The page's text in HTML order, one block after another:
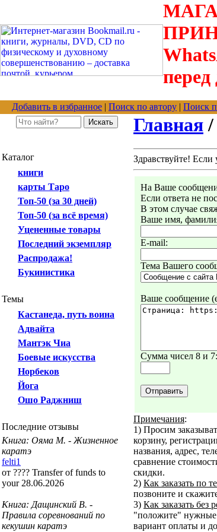
перед
Добавить в избранное | Поиск по автору | Поиск
Каталог
книги
карты Таро
Топ-50 (за 30 дней)
Топ-50 (за всё время)
Уцененные товары
Последний экземпляр
Распродажа!
Букинистика
Темы
Кастанеда, путь воина
Адвайта
Мантэк Чиа
Боевые искусства
Норбеков
Йога
Ошо Раджниш
Последние отзывы
Книга: Ояма М. - Жизненное
каратэ
felti1
от ???? Transfer of funds to
your 28.06.2026
Книга: Дащинский В. -
Правила соревнований по
кекушин каратэ
Главная
Здравствуйте! Если
На Ваше
Если ответа не
В этом случае
Ваше имя,
E-mail:
Тема Вашего
Ваше сообщение
Сумма чисел 8 и 7:
Примечания:
1) Просим
корзину,
названия, адрес,
сравнение
скидки.
2) Как заказать по
позвоните и
3) Как заказать без
"положите" нужные
вариант оплаты и